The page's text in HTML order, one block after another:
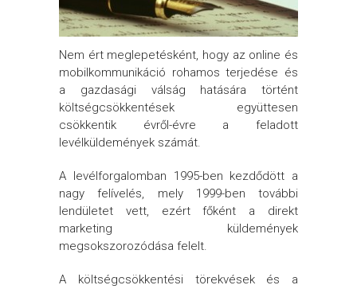
Nem ért meglepetésként, hogy az online és
mobilkommunikáció rohamos terjedése és
a gazdasági válság hatására történt
költségcsökkentések együttesen
csökkentik évről-évre a feladott
levélküldemények számát.
A levélforgalomban 1995-ben kezdődött a
nagy felívelés, mely 1999-ben további
lendületet vett, ezért főként a direkt
marketing küldemények
megsokszorozódása felelt.
A költségcsökkentési törekvések és a